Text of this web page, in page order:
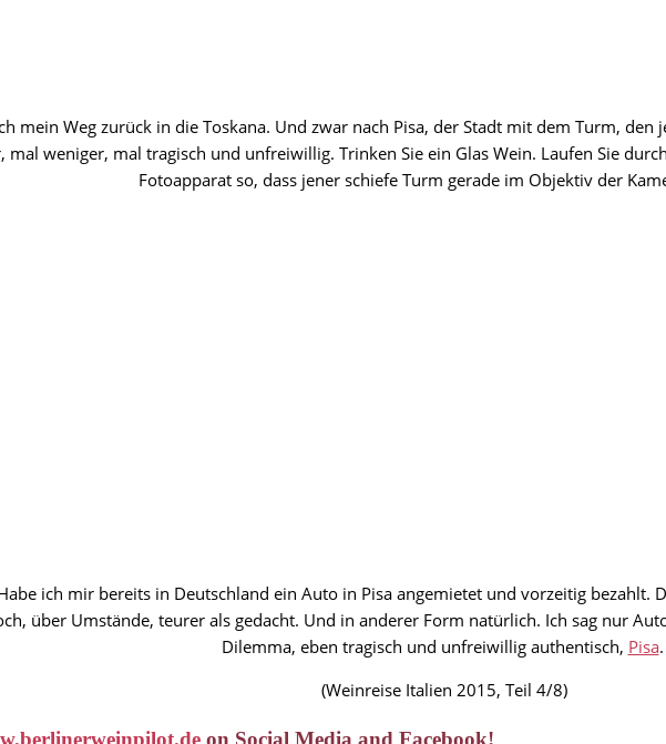
mein Weg zurück in die Toskana. Und zwar nach Pisa, der Stadt mit dem Turm,
weniger, mal tragisch und unfreiwillig. Trinken Sie ein Glas Wein. Laufen Sie
Fotoapparat so, dass jener schiefe Turm gerade im Objektiv der
ich mir bereits in Deutschland ein Auto in Pisa angemietet und vorzeitig bezahlt.
über Umstände, teurer als gedacht. Und in anderer Form natürlich. Ich sag nur
Dilemma, eben tragisch und unfreiwillig authentisch, Pisa.
(Weinreise Italien 2015, Teil 4/8)
on Social Media and Facebook!